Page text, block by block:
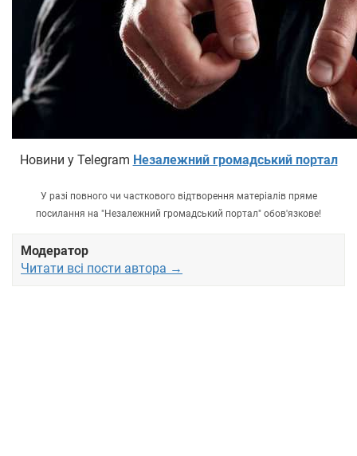
Новини у Telegram Незалежний громадський портал
У разі повного чи часткового відтворення матеріалів пряме
посилання на "Незалежний громадський портал" обов'язкове!
Модератор
Читати всі пости автора →